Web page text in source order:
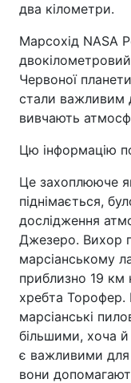
два кілометри.
Марсохід NASA
Червоної
стали важливим
вивчають
Цю інформацію
Це захоплююче
піднімається,
дослідження
Джезеро. Вихор
марсіанському
приблизно 19 км
хребта Торофер.
марсіанські
більшими, хоча
є важливими для
вони